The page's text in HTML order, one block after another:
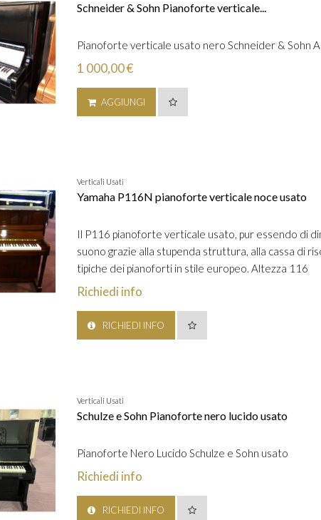
Schneider & Sohn Pianoforte verticale...
Pianoforte verticale usato nero Schneider & Sohn
1 000,00 €
AGGIUNGI
Verticali Usati
Yamaha P116N pianoforte verticale noce usato
Il P116 pianoforte verticale usato, pur essendo di
suono grazie alla stupenda struttura, alla cassa di
tipiche dei pianoforti in stile europeo. Altezza 116
Richiedi info
RICHIEDI INFO
Verticali Usati
Schulze e Sohn Pianoforte nero lucido usato
Pianoforte Nero Lucido Schulze e Sohn usato
Richiedi info
RICHIEDI INFO